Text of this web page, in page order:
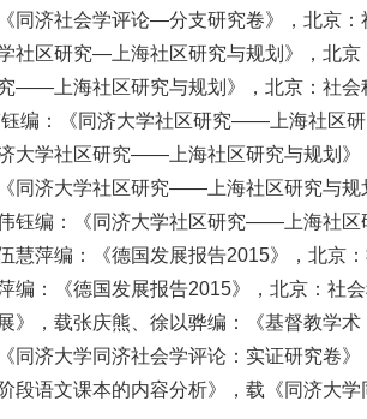
济社会学评论—分支研究卷》，北京：
区研究—上海社区研究与规划》，北京
——上海社区研究与规划》，北京：社会
编：《同济大学社区研究——上海社区
大学社区研究——上海社区研究与规划》
同济大学社区研究——上海社区研究与规
钰编：《同济大学社区研究——上海社区
萍编：《德国发展报告2015》，北京
：《德国发展报告2015》，北京：社会
，载张庆熊、徐以骅编：《基督教学
济大学同济社会学评论：实证研究卷》
语文课本的内容分析》，载《同济大